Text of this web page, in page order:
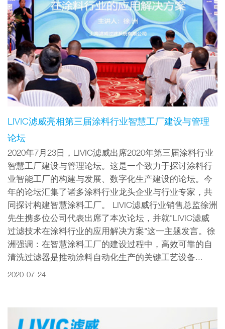
LIVIC滤威亮相第三届涂料行业智慧工厂建设与管理
论坛
2020年7月23日，LIVIC滤威出席2020年第三届涂料行业
智慧工厂建设与管理论坛。这是一个致力于探讨涂料行
业智能工厂的构建与发展、数字化生产建设的论坛。今
年的论坛汇集了诸多涂料行业龙头企业与行业专家，共
同探讨构建智慧涂料工厂。 LIVIC滤威行业销售总监徐洲
先生携多位公司代表出席了本次论坛，并就"LIVIC滤威
过滤技术在涂料行业的应用解决方案"这一主题发言。徐
洲强调：在智慧涂料工厂的建设过程中，高效可靠的自
清洗过滤器是推动涂料自动化生产的关键工艺设备...
2020-07-24